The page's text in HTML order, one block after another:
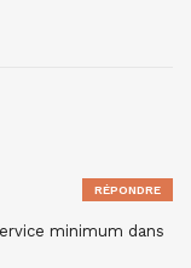
minimum dans
RÉPONDRE